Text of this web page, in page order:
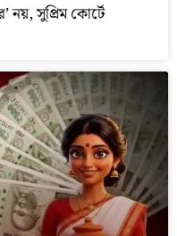
নয়, সুপ্রিম কোর্টে